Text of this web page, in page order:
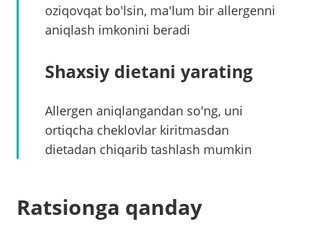
oziqovqat bo'lsin, ma'lum bir allergenni
aniqlash imkonini beradi
Shaxsiy dietani yarating
Allergen aniqlangandan so'ng, uni
ortiqcha cheklovlar kiritmasdan
dietadan chiqarib tashlash mumkin
Ratsionga qanday